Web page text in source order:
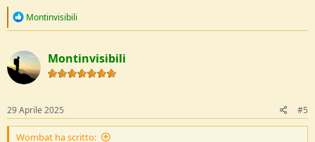
R
c
t
i
o
s
:
Montinvisibili
Montinvisibili
29 Aprile 2025 #5
Wombat ha scritto: